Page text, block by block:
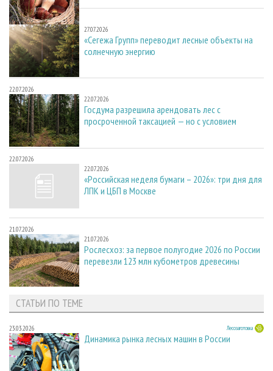
27.07.2026
27.07.2026
«Сегежа Групп» переводит лесные объекты на
солнечную энергию
22.07.2026
22.07.2026
Госдума разрешила арендовать лес с
просроченной таксацией — но с условием
22.07.2026
22.07.2026
«Российская неделя бумаги – 2026»: три дня для
ЛПК и ЦБП в Москве
21.07.2026
21.07.2026
Рослесхоз: за первое полугодие 2026 по России
перевезли 123 млн кубометров древесины
СТАТЬИ ПО ТЕМЕ
23.03.2026 Лесозаготовка
Динамика рынка лесных машин в России